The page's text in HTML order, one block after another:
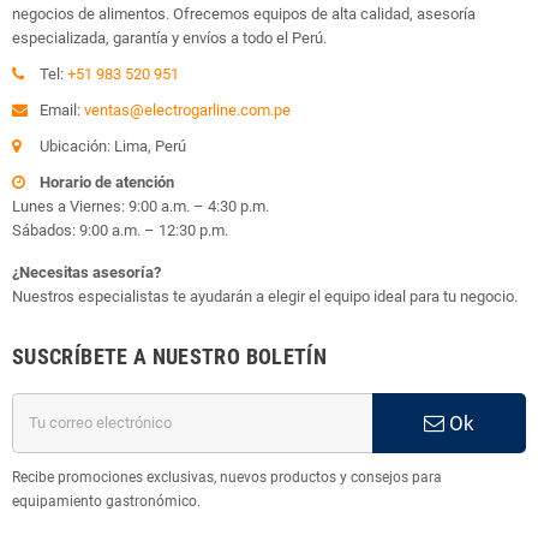
negocios de alimentos. Ofrecemos equipos de alta calidad, asesoría
especializada, garantía y envíos a todo el Perú.
Tel: +51 983 520 951
Email: ventas@electrogarline.com.pe
Ubicación: Lima, Perú
Horario de atención
Lunes a Viernes: 9:00 a.m. – 4:30 p.m.
Sábados: 9:00 a.m. – 12:30 p.m.
¿Necesitas asesoría?
Nuestros especialistas te ayudarán a elegir el equipo ideal para tu negocio.
SUSCRÍBETE A NUESTRO BOLETÍN
Ok
Recibe promociones exclusivas, nuevos productos y consejos para
equipamiento gastronómico.